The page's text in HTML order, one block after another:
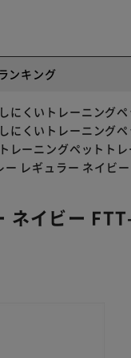
ランキング
にくいトレーニング
にくいトレーニング
レーニングペットト
レギュラー ネイビ
ネイビー